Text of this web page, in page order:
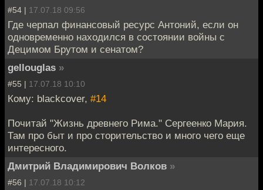
#54 | 17.07.18 09:56
Где черпал финансовый ресурс Антоний, если он
одновременно находился в состоянии войны с
Децимом Брутом и сенатом?
gellouglas »
#55 | 17.07.18 10:10
Кому: blackcover, #14
Почитай "Жизнь древнего Рима." Сергеенко Мария.
Там про быт и про сторительство и много чего еще
интересного.
Дмитрий Владимирович Волков »
#56 | 17.07.18 10:12